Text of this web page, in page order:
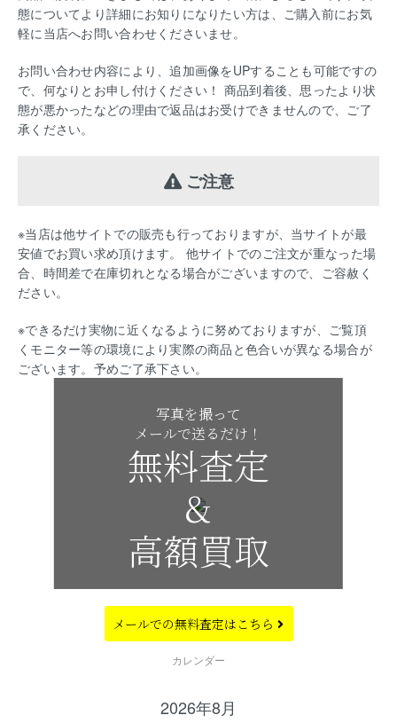
態についてより詳細にお知りになりたい方は、ご購入前にお気
軽に当店へお問い合わせくださいませ。
お問い合わせ内容により、追加画像をUPすることも可能ですの
で、何なりとお申し付けください！ 商品到着後、思ったより状
態が悪かったなどの理由で返品はお受けできませんので、ご了
承ください。
ご注意
※当店は他サイトでの販売も行っておりますが、当サイトが最
安値でお買い求め頂けます。 他サイトでのご注文が重なった場
合、時間差で在庫切れとなる場合がございますので、ご容赦く
ださい。
※できるだけ実物に近くなるように努めておりますが、ご覧頂
くモニター等の環境により実際の商品と色合いが異なる場合が
ございます。予めご了承下さい。
写真を撮って
メールで送るだけ！
無料査定
&
高額買取
メールでの無料査定はこちら
CALENDAR
カレンダー
2026年8月